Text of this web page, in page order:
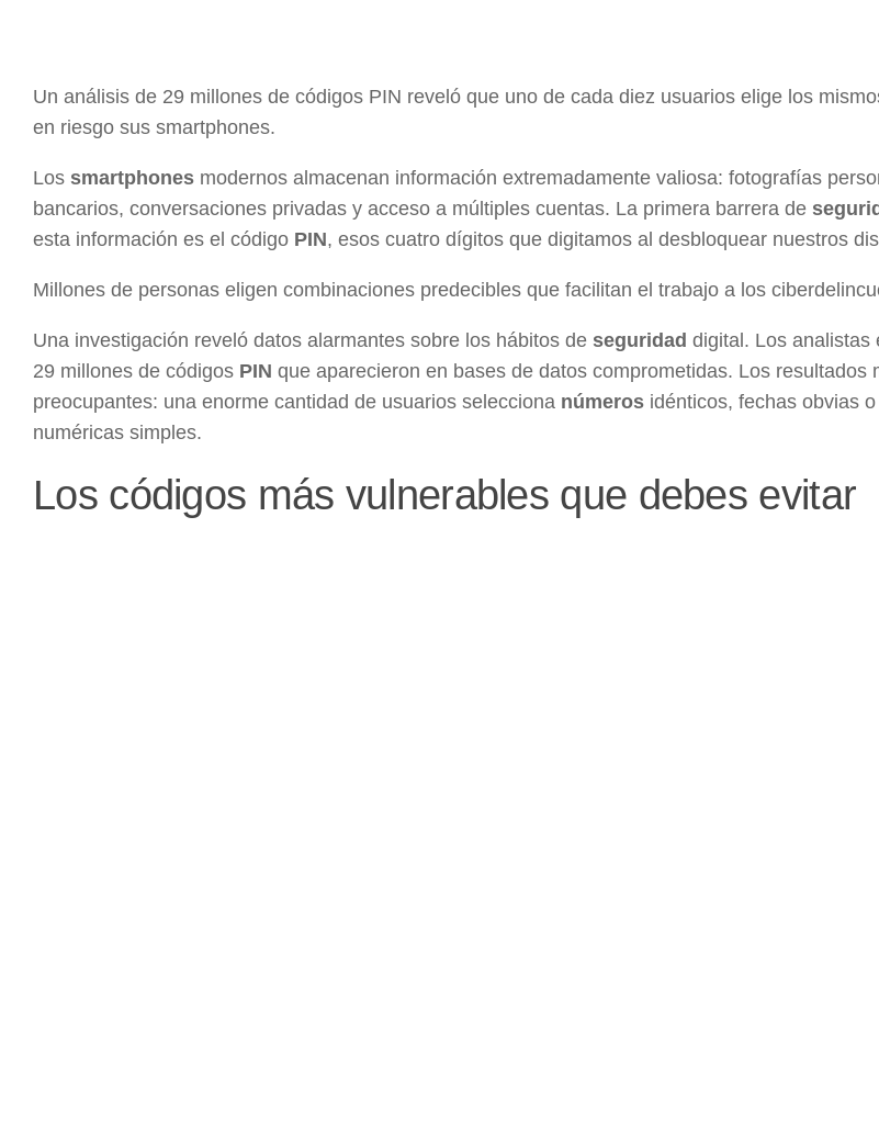
Un análisis de 29 millones de códigos PIN reveló que uno de cada diez usuarios elige los
en riesgo sus smartphones.
Los smartphones modernos almacenan información extremadamente valiosa: fotografías
bancarios, conversaciones privadas y acceso a múltiples cuentas. La primera barrera de
esta información es el código PIN, esos cuatro dígitos que digitamos al desbloquear nuestros
Millones de personas eligen combinaciones predecibles que facilitan el trabajo a los
Una investigación reveló datos alarmantes sobre los hábitos de seguridad digital. Los analistas
29 millones de códigos PIN que aparecieron en bases de datos comprometidas. Los resultados
preocupantes: una enorme cantidad de usuarios selecciona números idénticos, fechas obvias
numéricas simples.
Los códigos más vulnerables que debes evitar